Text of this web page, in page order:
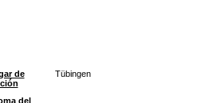
de
Tübingen
del